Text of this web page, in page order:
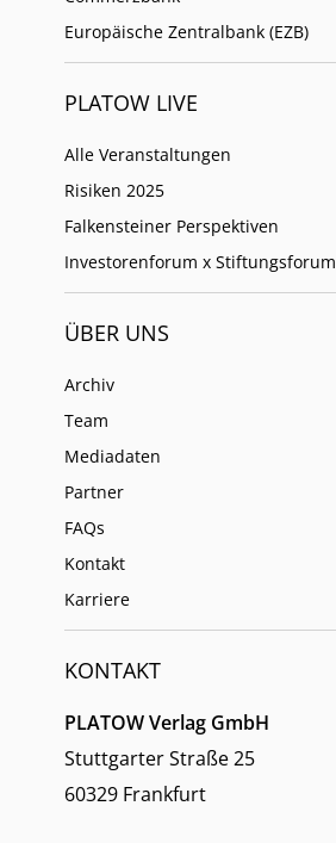
Europäische Zentralbank (EZB)
PLATOW LIVE
Alle Veranstaltungen
Risiken 2025
Falkensteiner Perspektiven
Investorenforum x Stiftungsforum
ÜBER UNS
Archiv
Team
Mediadaten
Partner
FAQs
Kontakt
Karriere
KONTAKT
PLATOW Verlag GmbH
Stuttgarter Straße 25
60329 Frankfurt